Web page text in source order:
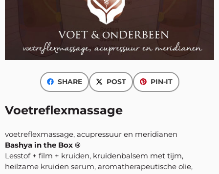
SHARE POST PIN-IT
Voetreflexmassage
voetreflexmassage, acupressuur en meridianen
Bashya in the Box ®
Lesstof + film + kruiden, kruidenbalsem met tijm,
heilzame kruiden serum, aromatherapeutische olie,